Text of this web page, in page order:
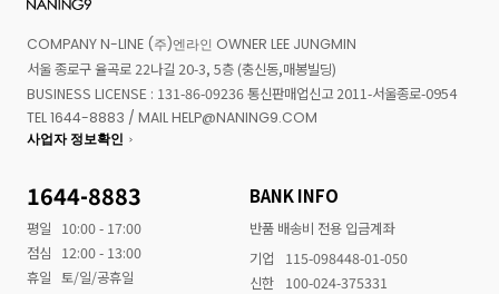
COMPANY N-LINE (주)엔라인 OWNER LEE JUNGMIN
서울 종로구 율곡로 22나길 20-3, 5층 (충신동,매봉빌딩)
BUSINESS LICENSE : 131-86-09236 통신판매업신고 2011-서울종로-0954
TEL 1644-8883 / MAIL HELP@NANING9.COM
사업자 정보확인
1644-8883
평일
10:00 - 17:00
점심
12:00 - 13:00
휴일 토/일/공휴일
BANK INFO
반품 배송비 전용 입금계좌
기업
115-098448-01-050
신한
100-024-375331